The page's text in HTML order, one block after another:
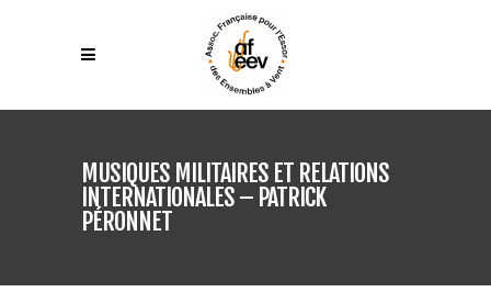
MUSIQUES MILITAIRES ET RELATIONS
INTERNATIONALES – PATRICK
PÉRONNET